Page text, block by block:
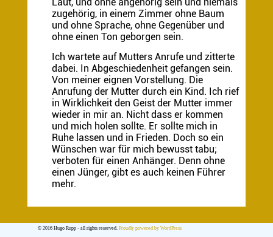
Laut, und ohne angehörig sein und niemals
zugehörig, in einem Zimmer ohne Baum
und ohne Sprache, ohne Gegenüber und
ohne einen Ton geborgen sein.
Ich wartete auf Mutters Anrufe und zitterte
dabei. In Abgeschiedenheit gefangen sein.
Von meiner eignen Vorstellung. Die
Anrufung der Mutter durch ein Kind. Ich rief
in Wirklichkeit den Geist der Mutter immer
wieder in mir an. Nicht dass er kommen
und mich holen sollte. Er sollte mich in
Ruhe lassen und in Frieden. Doch so ein
Wünschen war für mich bewusst tabu;
verboten für einen Anhänger. Denn ohne
einen Jünger, gibt es auch keinen Führer
mehr.
© 2016 Hugo Rupp - all rights reserved. Proudly powered by WordPress